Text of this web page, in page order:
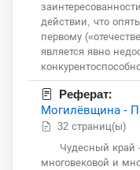
действии, что
первому
является явно
Реферат:
Могилёвщина -
32 страниц(ы)
Чудесный
многовековой и